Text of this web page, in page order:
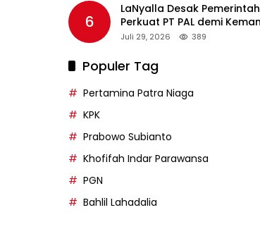
6
LaNyalla Desak Pemerintah
Perkuat PT PAL demi
Industri Pertahanan Maritim
Juli 29, 2026 389
Populer Tag
Pertamina Patra Niaga
KPK
Prabowo Subianto
Khofifah Indar Parawansa
PGN
Bahlil Lahadalia